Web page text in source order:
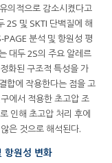
의적으로 감소시켰다고
2S 및 SKTI 단백질에 해
분석 및 항원성 평
대두 2S의 주요 알레르
화된 구조적 특성을 가
합에 작용한다는 점을 고
에서 적용한 초고압 조
인해 초고압 처리 후에
은 것으로 해석된다.
항원성 변화